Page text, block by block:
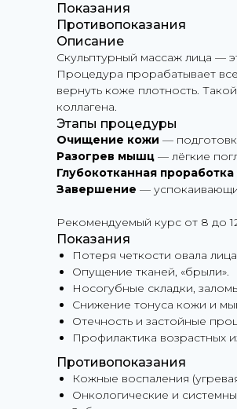
Показания
Противопоказания
Описание
Скульптурный массаж лица —
Процедура прорабатывает
вернуть коже плотность.
коллагена.
Этапы процедуры
Очищение кожи —
Разогрев мышц — лёгкие
Глубокотканная проработка
Завершение —
Рекомендуемый курс от 8 до
Показания
Потеря четкости овала
Опущение тканей, «брыли».
Носогубные складки,
Снижение тонуса кожи и
Отечность и застойные
Профилактика возрастных
Противопоказания
Кожные воспаления
Онкологические и